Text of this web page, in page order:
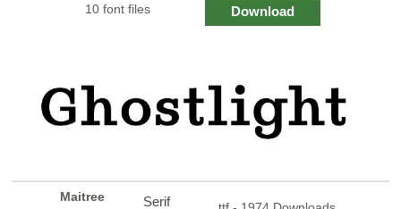
10 font files Download
Maitree Serif